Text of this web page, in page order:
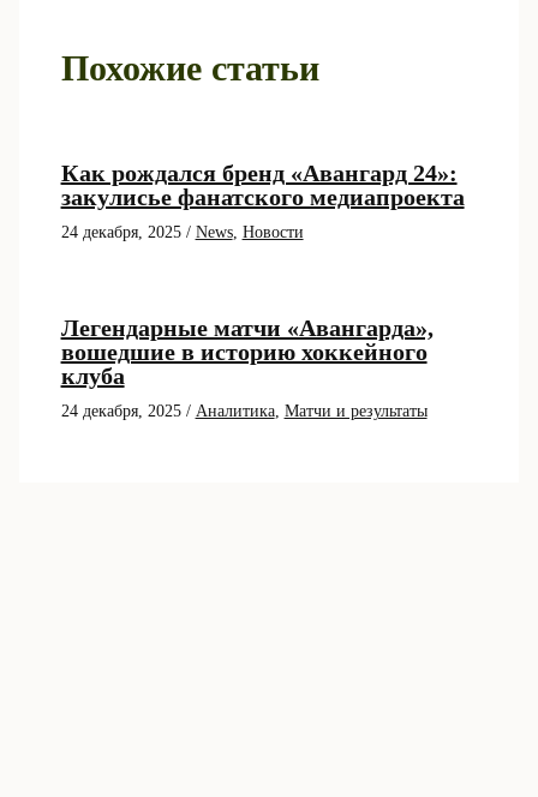
Похожие статьи
Как рождался бренд «Авангард 24»:
закулисье фанатского медиапроекта
24 декабря, 2025 / News, Новости
Легендарные матчи «Авангарда»,
вошедшие в историю хоккейного
клуба
24 декабря, 2025 / Аналитика, Матчи и результаты